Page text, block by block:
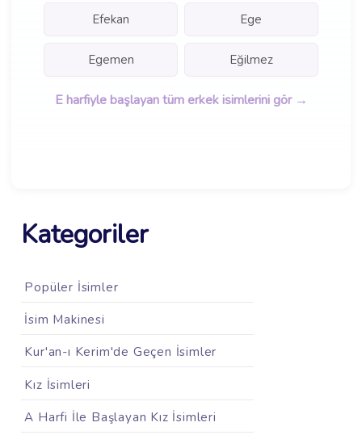
Efekan Ege
Egemen Eğilmez
E harfiyle başlayan tüm erkek isimlerini gör →
Kategoriler
Popüler İsimler
İsim Makinesi
Kur'an-ı Kerim'de Geçen İsimler
Kız İsimleri
A Harfi İle Başlayan Kız İsimleri